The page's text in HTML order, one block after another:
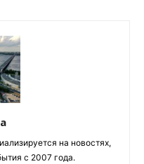
на новостях,
с 2007 года.